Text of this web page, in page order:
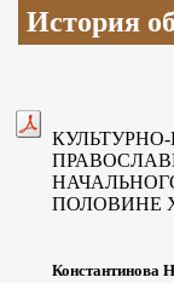
История
ПОЛОВИНЕ
Константинова